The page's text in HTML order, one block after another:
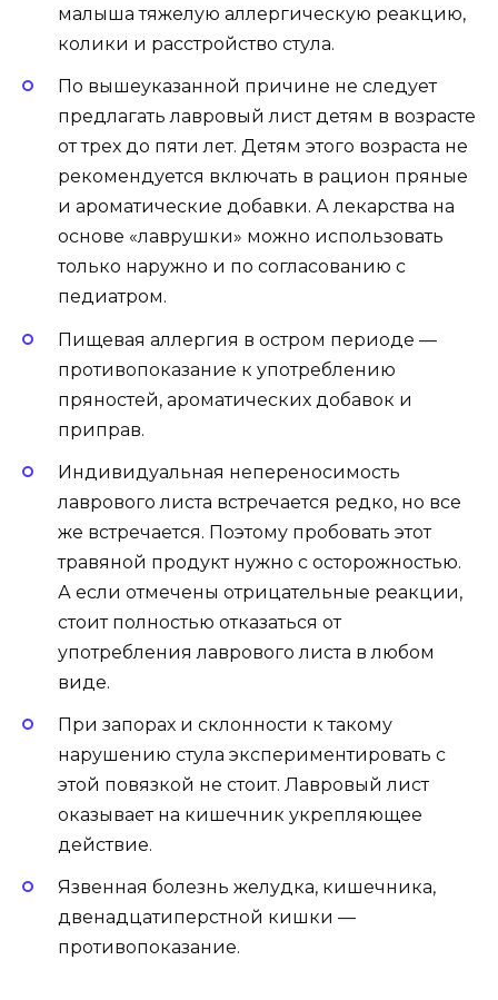
малыша тяжелую аллергическую реакцию,
колики и расстройство стула.
По вышеуказанной причине не следует
предлагать лавровый лист детям в возрасте
от трех до пяти лет. Детям этого возраста не
рекомендуется включать в рацион пряные
и ароматические добавки. А лекарства на
основе «лаврушки» можно использовать
только наружно и по согласованию с
педиатром.
Пищевая аллергия в остром периоде —
противопоказание к употреблению
пряностей, ароматических добавок и
приправ.
Индивидуальная непереносимость
лаврового листа встречается редко, но все
же встречается. Поэтому пробовать этот
травяной продукт нужно с осторожностью.
А если отмечены отрицательные реакции,
стоит полностью отказаться от
употребления лаврового листа в любом
виде.
При запорах и склонности к такому
нарушению стула экспериментировать с
этой повязкой не стоит. Лавровый лист
оказывает на кишечник укрепляющее
действие.
Язвенная болезнь желудка, кишечника,
двенадцатиперстной кишки —
противопоказание.